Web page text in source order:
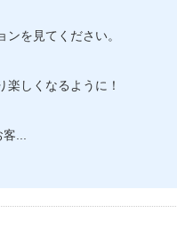
ンを見てください。
楽しくなるように！
客...